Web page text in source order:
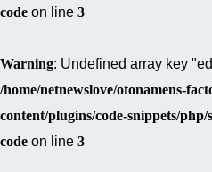
code on line 3
Warning: Undefined array key
/home/netnewslove/otonamens-
content/plugins/code-snippets/
code on line 3